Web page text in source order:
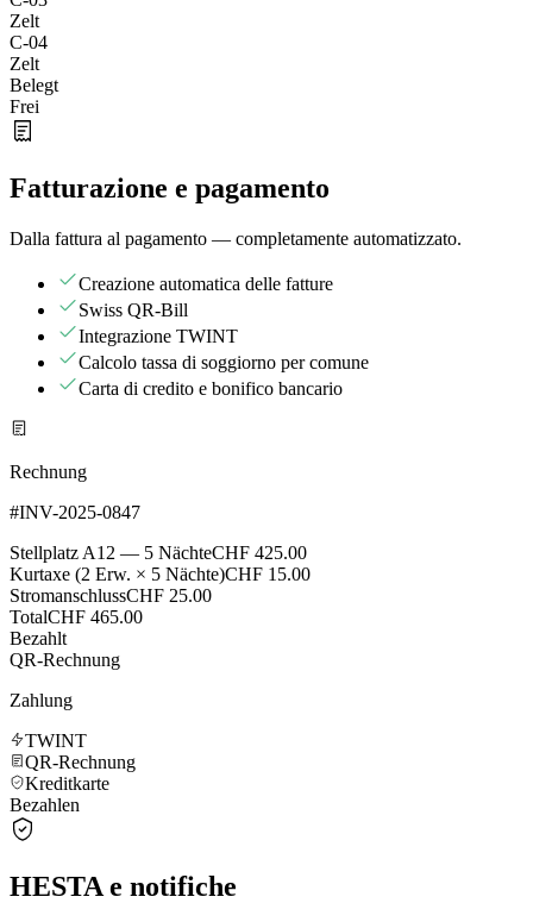
Zelt
C-04
Zelt
Belegt
Frei
Fatturazione e pagamento
Dalla fattura al pagamento — completamente automatizzato.
Creazione automatica delle fatture
Swiss QR-Bill
Integrazione TWINT
Calcolo tassa di soggiorno per comune
Carta di credito e bonifico bancario
Rechnung
#INV-2025-0847
Stellplatz A12 — 5 NächteCHF 425.00
Kurtaxe (2 Erw. × 5 Nächte)CHF 15.00
StromanschlussCHF 25.00
TotalCHF 465.00
Bezahlt
QR-Rechnung
Zahlung
TWINT
QR-Rechnung
Kreditkarte
Bezahlen
HESTA e notifiche